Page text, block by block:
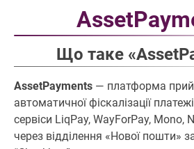
Що таке
AssetPayments — платформа
автоматичної фіскалізації
сервіси LiqPay, WayForPay, Mono,
через відділення «Нової пошти»